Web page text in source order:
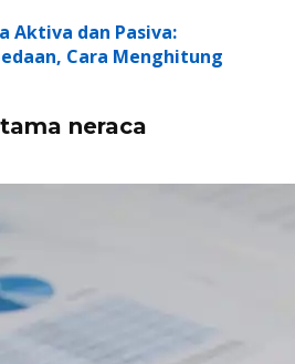
Aktiva dan Pasiva:
Cara Menghitung
neraca